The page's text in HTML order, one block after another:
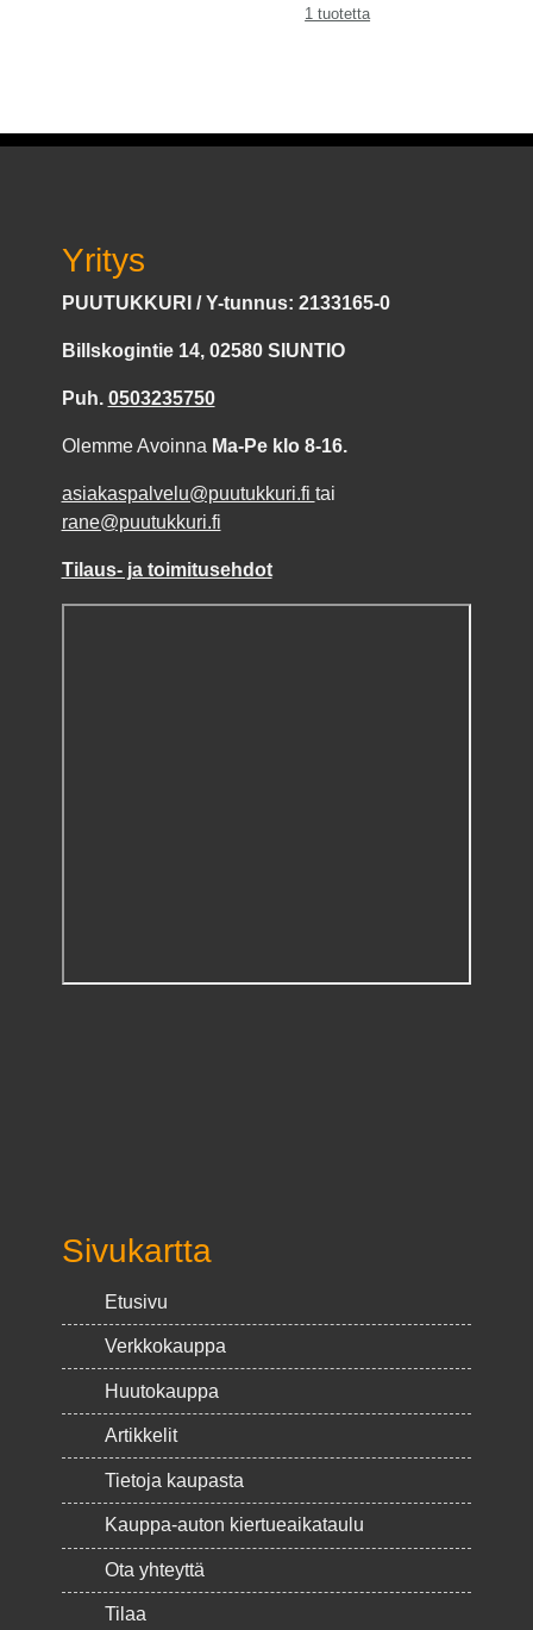
1 tuotetta
Yritys
PUUTUKKURI / Y-tunnus: 2133165-0
Billskogintie 14, 02580 SIUNTIO
Puh. 0503235750
Olemme Avoinna Ma-Pe klo 8-16.
asiakaspalvelu@puutukkuri.fi tai
rane@puutukkuri.fi
Tilaus- ja toimitusehdot
Sivukartta
Etusivu
Verkkokauppa
Huutokauppa
Artikkelit
Tietoja kaupasta
Kauppa-auton kiertueaikataulu
Ota yhteyttä
Tilaa